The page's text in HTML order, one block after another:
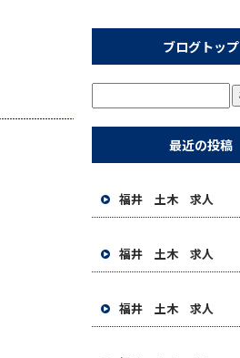
ブログトップ
最近の投稿
福井 土木 求人
福井 土木 求人
福井 土木 求人